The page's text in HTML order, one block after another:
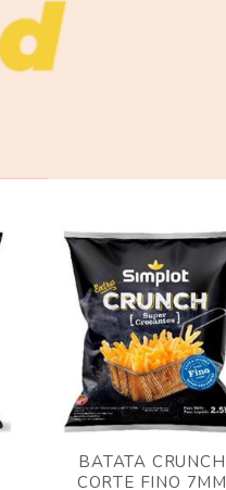
BATATA CRUNCH
CORTE FINO 7MM